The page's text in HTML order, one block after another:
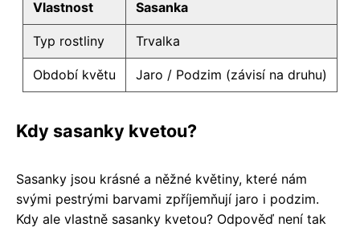
Vlastnost Sasanka
Typ rostliny Trvalka
Období květu Jaro / Podzim (závisí na druhu)
Kdy sasanky kvetou?
Sasanky jsou krásné a něžné květiny, které nám
svými pestrými barvami zpříjemňují jaro i podzim.
Kdy ale vlastně sasanky kvetou? Odpověď není tak